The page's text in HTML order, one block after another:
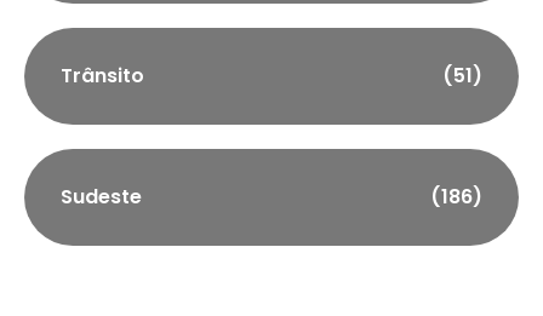
Trânsito (51)
Sudeste (186)